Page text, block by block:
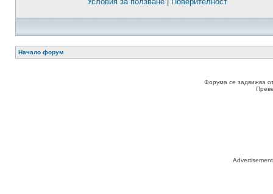
Начало форум
Форума се задвижва